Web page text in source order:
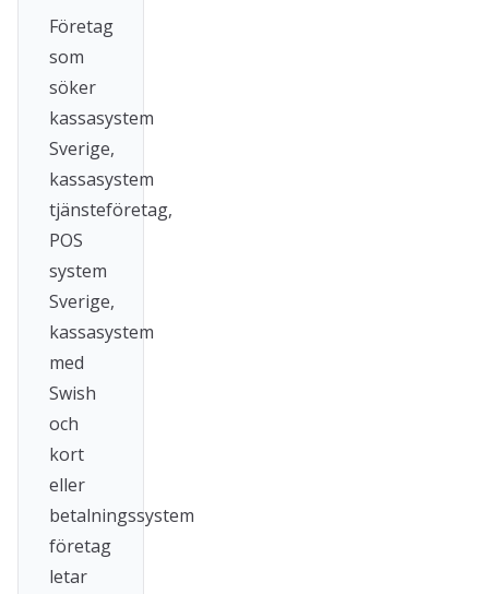
Företag
som
söker
kassasystem
Sverige,
kassasystem
tjänsteföretag,
POS
system
Sverige,
kassasystem
med
Swish
och
kort
eller
betalningssystem
företag
letar